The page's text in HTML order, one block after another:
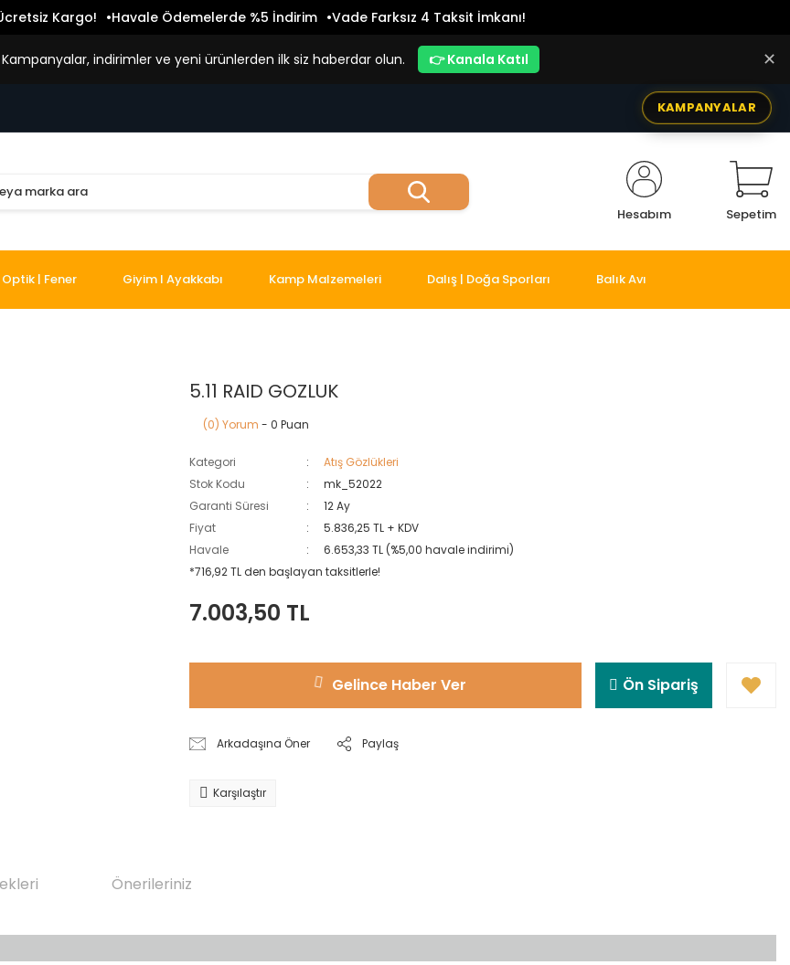
Kargo! Havale Ödemelerde %5 İndirim Vade Farksız 4 Taksit İmkanı!
Kampanyalar, indirimler ve yeni ürünlerden ilk siz haberdar olun. 👉 Kanala Katıl ✕
KAMPANYALAR
Hesabım Sepetim
Optik | Fener Giyim I Ayakkabı Kamp Malzemeleri Dalış | Doğa Sporları Balık Avı
5.11 RAID GOZLUK
(0) Yorum - 0 Puan
Kategori
Atış Gözlükleri
Stok Kodu
mk_52022
Garanti Süresi
12 Ay
Fiyat
5.836,25 TL + KDV
Havale
6.653,33 TL (%5,00 havale indirimi)
*716,92 TL den başlayan taksitlerle!
7.003,50 TL
Gelince Haber Ver Ön Sipariş
Arkadaşına Öner Paylaş
Karşılaştır
Önerileriniz